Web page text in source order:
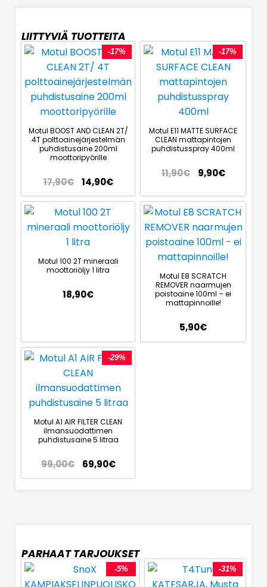
LIITTYVIÄ TUOTTEITA
-17%
Motul BOOST AND CLEAN 2T/
4T polttoainejärjestelmän
puhdistusaine 200ml
moottoripyörille
17,90€ 14,90€
-17%
Motul E11 MATTE SURFACE
CLEAN mattapintojen
puhdistusspray 400ml
11,90€ 9,90€
Motul 100 2T mineraali
moottoriöljy 1 litra
18,90€
Motul E8 SCRATCH
REMOVER naarmujen
poistoaine 100ml – ei
mattapinnoille!
5,90€
-29%
Motul A1 AIR FILTER CLEAN
ilmansuodattimen
puhdistusaine 5 litraa
99,00€ 69,90€
PARHAAT TARJOUKSET
-5% -31%